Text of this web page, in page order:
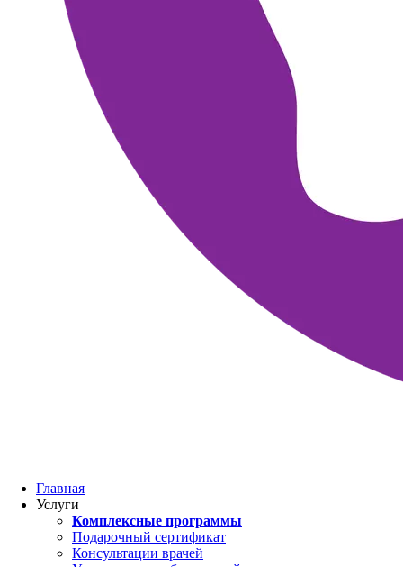
Главная
Услуги
Комплексные программы
Подарочный сертификат
Консультации врачей